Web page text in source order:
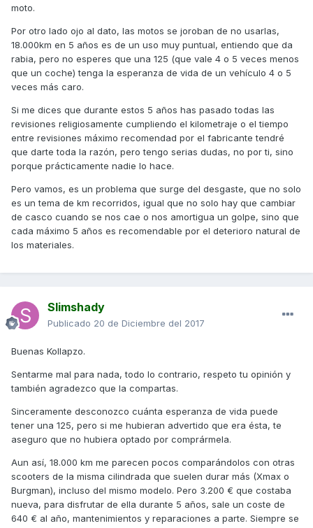
moto.
Por otro lado ojo al dato, las motos se joroban de no usarlas,
18.000km en 5 años es de un uso muy puntual, entiendo que da
rabia, pero no esperes que una 125 (que vale 4 o 5 veces menos
que un coche) tenga la esperanza de vida de un vehículo 4 o 5
veces más caro.
Si me dices que durante estos 5 años has pasado todas las
revisiones religiosamente cumpliendo el kilometraje o el tiempo
entre revisiones máximo recomendad por el fabricante tendré
que darte toda la razón, pero tengo serias dudas, no por ti, sino
porque prácticamente nadie lo hace.
Pero vamos, es un problema que surge del desgaste, que no solo
es un tema de km recorridos, igual que no solo hay que cambiar
de casco cuando se nos cae o nos amortigua un golpe, sino que
cada máximo 5 años es recomendable por el deterioro natural de
los materiales.
Slimshady
Publicado 20 de Diciembre del 2017
Buenas Kollapzo.
Sentarme mal para nada, todo lo contrario, respeto tu opinión y
también agradezco que la compartas.
Sinceramente desconozco cuánta esperanza de vida puede
tener una 125, pero si me hubieran advertido que era ésta, te
aseguro que no hubiera optado por comprármela.
Aun así, 18.000 km me parecen pocos comparándolos con otras
scooters de la misma cilindrada que suelen durar más (Xmax o
Burgman), incluso del mismo modelo. Pero 3.200 € que costaba
nueva, para disfrutar de ella durante 5 años, sale un coste de
640 € al año, mantenimientos y reparaciones a parte. Siempre se